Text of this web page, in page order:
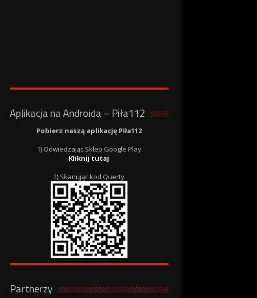
Aplikacja na Androida – Piła112
Pobierz naszą aplikację Piła112
1) Odwiedzając Sklep Google Play
Kliknij tutaj
2) Skanując kod Querty
Partnerzy